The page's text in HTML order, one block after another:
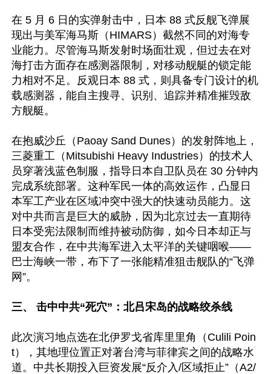
在 5 月 6 日的实弹射击中，日本 88 式反舰飞弹展
现出与美军海马斯（HIMARS）截然不同的对海专
业能力。尽管海马斯发射时场面壮观，但过去在对
海打击方面存在感测器限制，对移动舰艇的锁定能
力相对不足。反观日本 88 式，则具备专门设计的机
载感测器，能自主搜寻、识别、追踪并精准摧毁敌
方舰艇。
在抱威沙丘（Paoay Sand Dunes）的发射阵地上，
三菱重工（Mitsubishi Heavy Industries）的技术人
员穿著浅蓝色制服，指导日本自卫队员在 30 分钟内
完成系统部署。这种军民一体的高效运作，凸显日
本军工产业在区域冲突中强大的快速动员能力。这
对中共而言是巨大的威胁，因为北京过去一直期待
日本受宪法限制而维持被动防御，如今日本却正与
盟友合作，在中共海军进入太平洋的关键咽喉——
巴士海峡一带，布下了一张能精准狙击舰队的“飞弹
网”。
三、 击中中共“死穴”：北吕宋岛的战略绞杀线
此次演习地点选在北伊罗戈省库里里角（Culili Poin
t），其地理位置正对著台湾与菲律宾之间的战略水
道。中共长期投入巨资发展“反介入/区域拒止”（A2/